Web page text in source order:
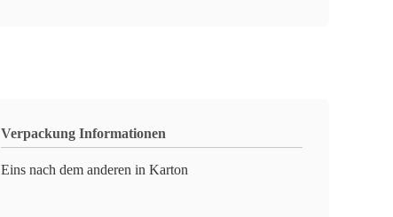
Verpackung Informationen
Eins nach dem anderen in Karton